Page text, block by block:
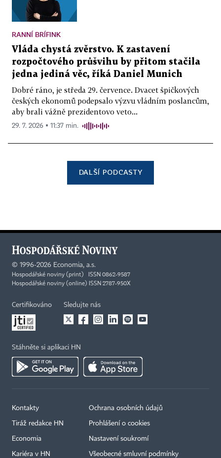
RANNÍ BRÍFINK
Vláda chystá zvěrstvo. K zastavení
rozpočtového průšvihu by přitom stačila
jedna jediná věc, říká Daniel Munich
Dobré ráno, je středa 29. července. Dvacet špičkových
českých ekonomů podepsalo výzvu vládním poslancům,
aby brali vážně prezidentovo veto...
29. 7. 2026 ▪ 11:37 min.
DALŠÍ PODCASTY
© 1996-2026 Economia, a.s.
Hospodářské noviny (print) ISSN 0862-9587
Hospodářské noviny (online) ISSN 2787-950X
Certifikováno Sledujte nás
Stáhněte si aplikaci HN
Kontakty
Tiráž redakce HN
Economia
Kariéra v HN
Ochrana osobních údajů
Prohlášení o cookies
Nastavení soukromí
Všeobecné smluvní podmínky